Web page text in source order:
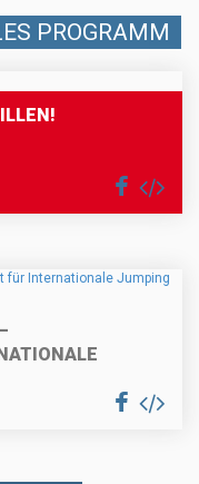
PROGRAMM